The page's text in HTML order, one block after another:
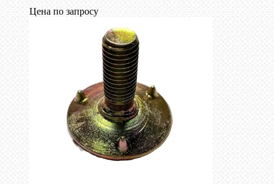
Цена по запросу